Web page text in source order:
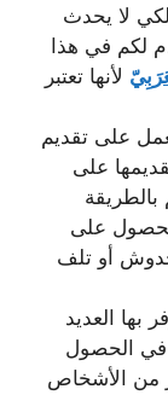
لا يحدث
لكم في هذا
لأنها تعتبر
على تقديم
على
على
أو تلف
بها العديد
في الحصول
من الأشخاص